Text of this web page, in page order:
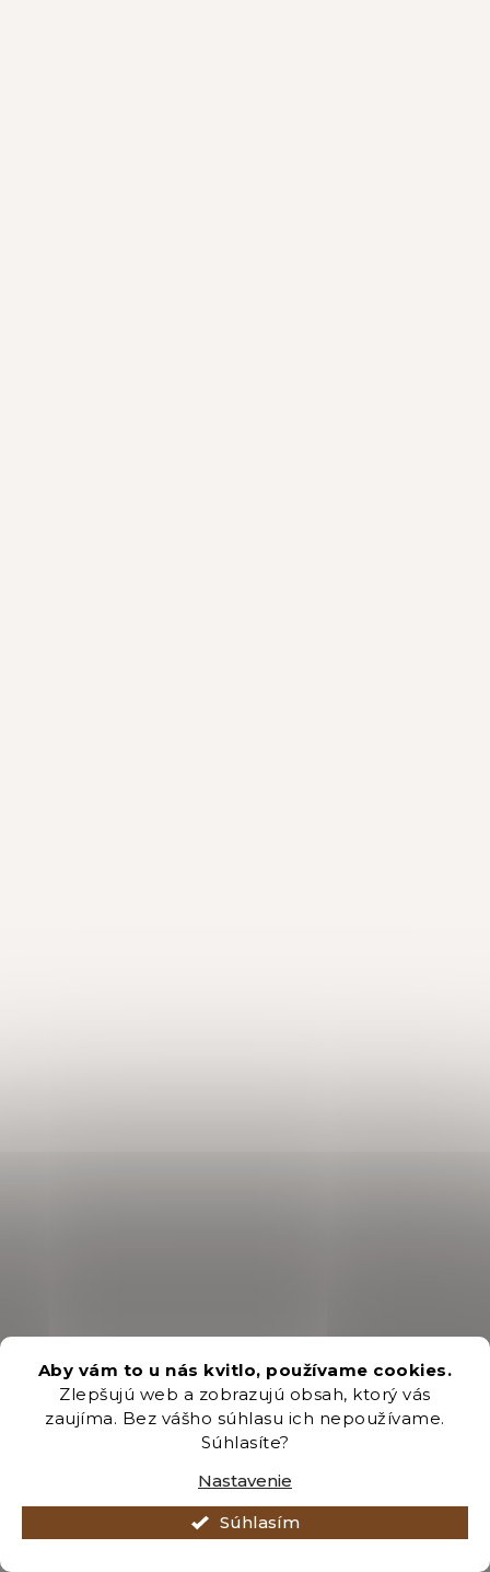
Aby vám to u nás kvitlo, používame cookies.
Zlepšujú web a zobrazujú obsah, ktorý vás
zaujíma. Bez vášho súhlasu ich nepoužívame.
Súhlasíte?
Nastavenie
Súhlasím